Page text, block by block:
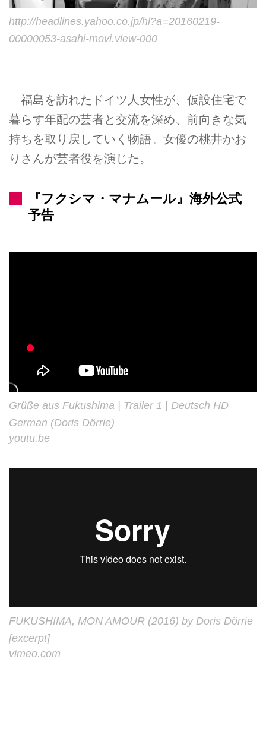
http://headlines.yahoo.co.jp/hl?a=20160219-
00000053-asahi-movi.view-000
福島を訪れたドイツ人女性が、仮設住宅で
暮らす年配の芸者と交流を深め、前向きな気
持ちを取り戻していく物語。女優の桃井かお
りさんが芸者役を演じた。
『フクシマ・マナムール』海外公式
予告
Grüße aus Fukushima | Trailer 1 | Deutsch HD
German (Doris Dörrie)
youtu.be
FUKUSHIMA, MON AMOUR (2016) by Doris Dörrie
[excerpt]
vimeo.com